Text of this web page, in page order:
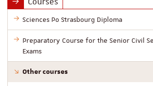
Sciences Po Strasbourg Diploma
Preparatory Course for the Senior Civil
Exams
Other courses